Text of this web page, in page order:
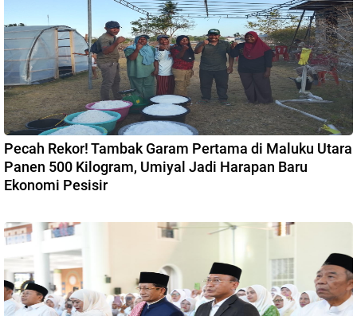
Pecah Rekor! Tambak Garam Pertama di Maluku Utara
Panen 500 Kilogram, Umiyal Jadi Harapan Baru
Ekonomi Pesisir